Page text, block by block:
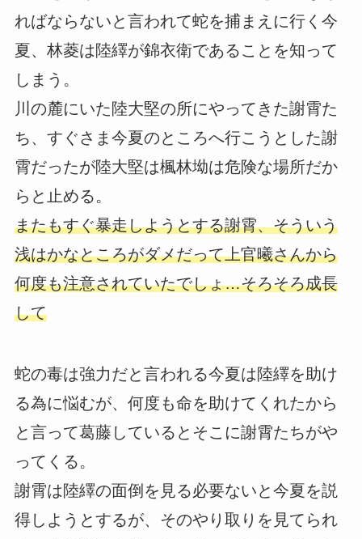
ればならないと言われて蛇を捕まえに行く今
夏、林菱は陸繹が錦衣衛であることを知って
しまう。
川の麓にいた陸大堅の所にやってきた謝霄た
ち、すぐさま今夏のところへ行こうとした謝
霄だったが陸大堅は楓林坳は危険な場所だか
らと止める。
またもすぐ暴走しようとする謝霄、そういう
浅はかなところがダメだって上官曦さんから
何度も注意されていたでしょ…そろそろ成長
して
蛇の毒は強力だと言われる今夏は陸繹を助け
る為に悩むが、何度も命を助けてくれたから
と言って葛藤しているとそこに謝霄たちがや
ってくる。
謝霄は陸繹の面倒を見る必要ないと今夏を説
得しようとするが、そのやり取りを見てられ